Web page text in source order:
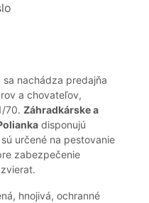
nachádza predajňa
a chovateľov,
70. Záhradkárske a
disponujú
určené na pestovanie
zabezpečenie
hnojivá, ochranné